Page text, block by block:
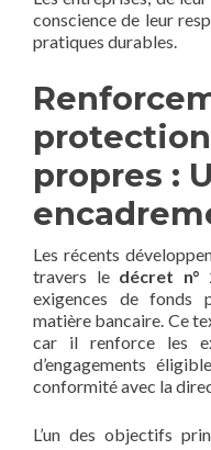
conscience de leur
pratiques durables.
propres :
Les récents
travers le décret n°
exigences de fonds
matière bancaire. Ce
car il renforce les
d’engagements
conformité avec la
L’un des objectifs